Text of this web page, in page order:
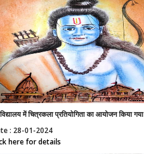
में चित्रकला प्रतियोगिता का आयोजन किया गया
: 28-01-2024
here for details